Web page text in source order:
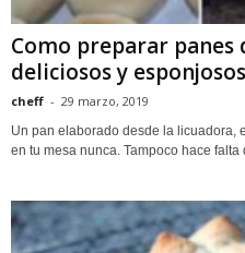
Como preparar panes
deliciosos y esponjosos
cheff - 29 marzo, 2019
Un pan elaborado desde la licuadora,
en tu mesa nunca. Tampoco hace